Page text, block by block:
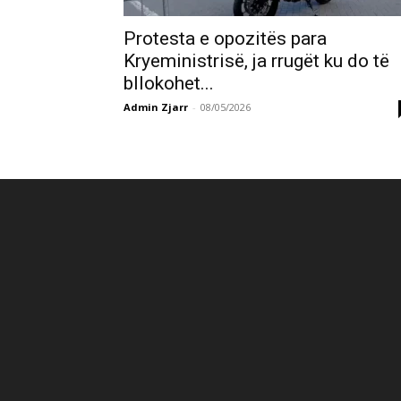
Protesta e opozitës para
Kryeministrisë, ja rrugët ku do të
bllokohet...
Admin Zjarr - 08/05/2026